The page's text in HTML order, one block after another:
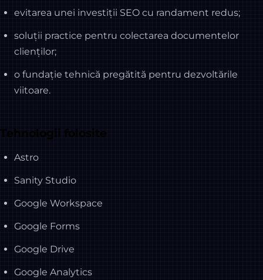
evitarea unei investiții SEO cu randament redus;
soluții practice pentru colectarea documentelor
clienților;
o fundație tehnică pregătită pentru dezvoltările
viitoare.
Tehnologii folosite
Astro
Sanity Studio
Google Workspace
Google Forms
Google Drive
Google Analytics